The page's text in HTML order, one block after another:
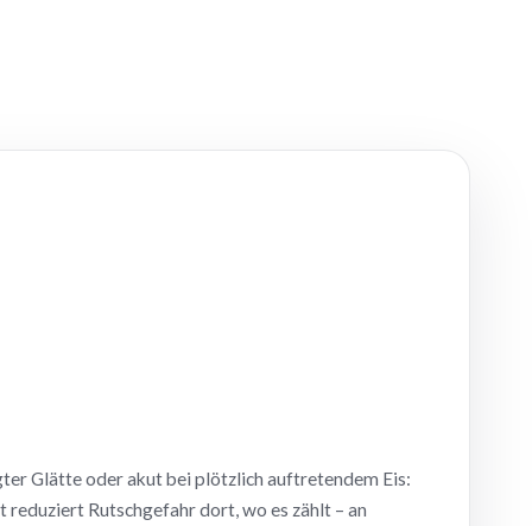
Glätte oder akut bei plötzlich auftretendem Eis:
Rutschgefahr dort, wo es zählt – an